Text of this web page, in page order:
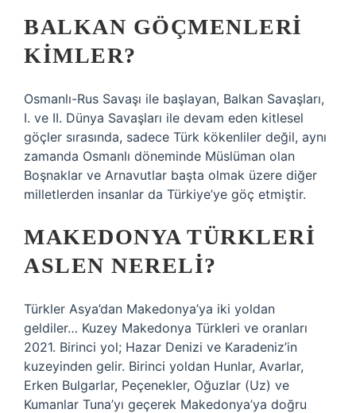
BALKAN GÖÇMENLERI
KIMLER?
Osmanlı-Rus Savaşı ile başlayan, Balkan Savaşları,
I. ve II. Dünya Savaşları ile devam eden kitlesel
göçler sırasında, sadece Türk kökenliler değil, aynı
zamanda Osmanlı döneminde Müslüman olan
Boşnaklar ve Arnavutlar başta olmak üzere diğer
milletlerden insanlar da Türkiye’ye göç etmiştir.
MAKEDONYA TÜRKLERI
ASLEN NERELI?
Türkler Asya’dan Makedonya’ya iki yoldan
geldiler… Kuzey Makedonya Türkleri ve oranları
2021. Birinci yol; Hazar Denizi ve Karadeniz’in
kuzeyinden gelir. Birinci yoldan Hunlar, Avarlar,
Erken Bulgarlar, Peçenekler, Oğuzlar (Uz) ve
Kumanlar Tuna’yı geçerek Makedonya’ya doğru